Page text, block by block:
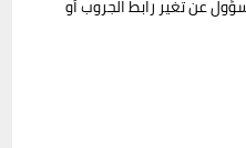
عن تغير رابط الجروب أو